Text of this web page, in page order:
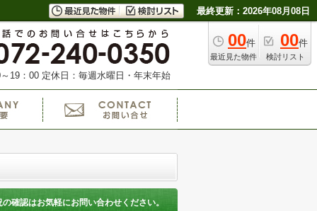
最終更新：2026年08月08日
00件
最近見た物件
00件
検討リスト
19：00 定休日：毎週水曜日・年末年始
の確認はお気軽にお問い合わせください。